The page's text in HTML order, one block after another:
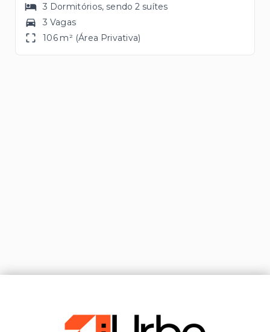
3 Dormitórios, sendo2 suítes
3 Vagas
106 m² (Área Privativa)